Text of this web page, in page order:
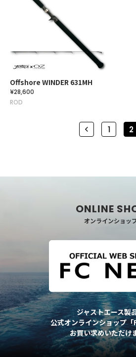
Offshore WINDER 631MH
¥28,600
ROD
1 2
オンラインショッ
ジャストエース製
公式オンラインショップ「
お買い求めいただけ